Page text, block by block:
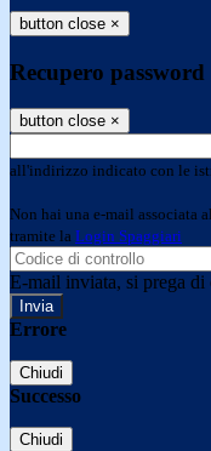
button close ×
Recupero password
button close ×
all'indirizzo indicato con le
Non hai una e-mail associata
tramite la Login Spaggiari
E-mail inviata, si prega di
Errore
Chiudi
Successo
Chiudi